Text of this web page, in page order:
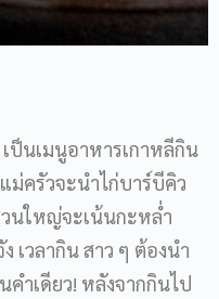
ป็นเมนูอาหารเกาหลีกิน
ม่ครัวจะนำไก่บาร์บีคิว
นใหญ่จะเน้นกะหล่ำ
เวลากิน สาว ๆ ต้องนำ
คำเดียว! หลังจากกินไป